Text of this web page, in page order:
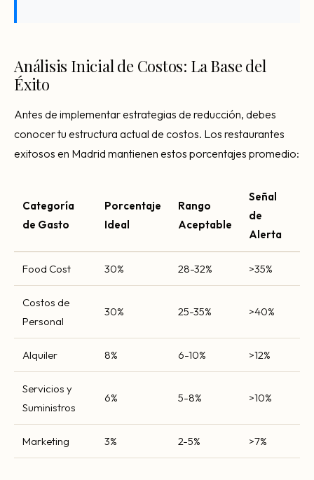
Análisis Inicial de Costos: La Base del
Éxito
Antes de implementar estrategias de reducción, debes
conocer tu estructura actual de costos. Los restaurantes
exitosos en Madrid mantienen estos porcentajes promedio:
Categoría
de Gasto
Porcentaje
Ideal
Rango
Aceptable
Señal
de
Alerta
Food Cost 30% 28-32% >35%
Costos de
Personal
30% 25-35% >40%
Alquiler 8% 6-10% >12%
Servicios y
Suministros
6% 5-8% >10%
Marketing 3% 2-5% >7%